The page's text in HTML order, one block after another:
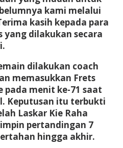
kami melalui
kasih kepada para
yang dilakukan secara
dilakukan coach
memasukkan Frets
pada menit ke-71 saat
Keputusan itu terbukti
Laskar Kie Raha
pertandingan 7
hingga akhir.